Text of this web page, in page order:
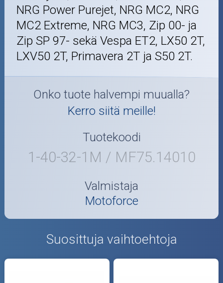
NRG Power Purejet, NRG MC2, NRG
MC2 Extreme, NRG MC3, Zip 00- ja
Zip SP 97- sekä Vespa ET2, LX50 2T,
LXV50 2T, Primavera 2T ja S50 2T.
Onko tuote halvempi muualla?
Kerro siitä meille!
Tuotekoodi
1-40-32-1M / MF75.14010
Valmistaja
Motoforce
Suosittuja vaihtoehtoja